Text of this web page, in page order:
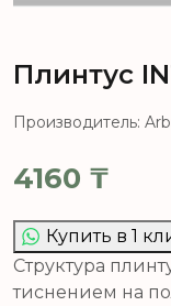
Плинтус
Производитель:
4160 ₸
Купить в 1
Структура
тиснением на